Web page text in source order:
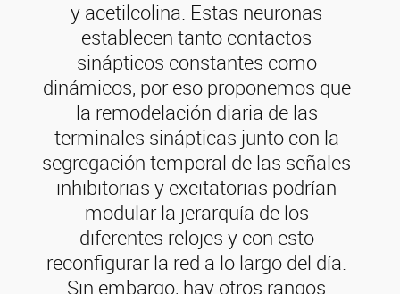
y acetilcolina. Estas neuronas
establecen tanto contactos
sinápticos constantes como
dinámicos, por eso proponemos que
la remodelación diaria de las
terminales sinápticas junto con la
segregación temporal de las señales
inhibitorias y excitatorias podrían
modular la jerarquía de los
diferentes relojes y con esto
reconfigurar la red a lo largo del día.
Sin embargo, hay otros rangos